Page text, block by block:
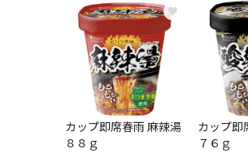
♥
カップ即席春雨 麻辣湯
８８ｇ
カップ即
７６ｇ